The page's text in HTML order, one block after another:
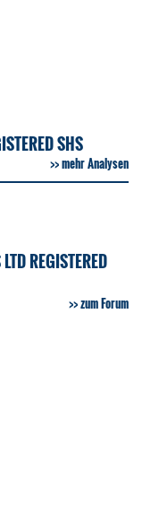
SHS
mehr Analysen
REGISTERED
zum Forum